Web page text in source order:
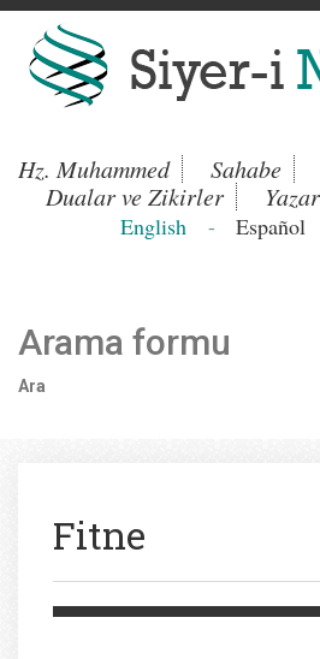
Hz. Muhammed Sahabe
Dualar ve Zikirler
English - Español
Arama formu
Ara
Fitne